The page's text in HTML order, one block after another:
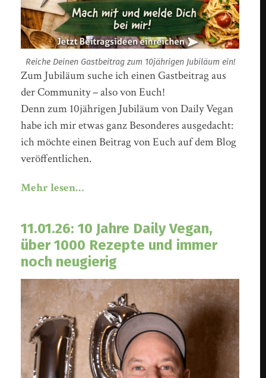
Reiche Deinen Gastbeitrag zum 10jährigen Jubiläum ein!
Zum Jubiläum suche ich einen Gastbeitrag aus
der Community – also von Euch!
Denn zum 10jährigen Jubiläum von Daily Vegan
habe ich mir etwas ganz Besonderes ausgedacht:
ich möchte einen Beitrag von Euch auf dem Blog
veröffentlichen.
Mehr lesen…
11.01.26: 10 Jahre Daily Vegan,
über 1000 Rezepte und immer
noch neugierig